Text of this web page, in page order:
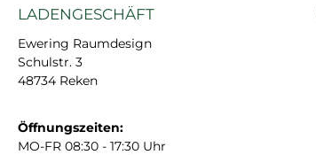
LADENGESCHÄFT
Ewering Raumdesign
Schulstr. 3
48734 Reken
Öffnungszeiten:
MO-FR 08:30 - 17:30 Uhr